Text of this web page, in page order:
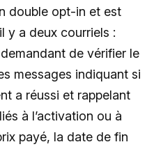
double opt-in et est
y a deux courriels :
de vérifier le
messages indiquant si
a réussi et rappelant
à l’activation ou à
payé, la date de fin